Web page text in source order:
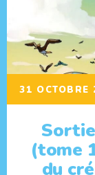
31 OCTOBRE
(tome
du